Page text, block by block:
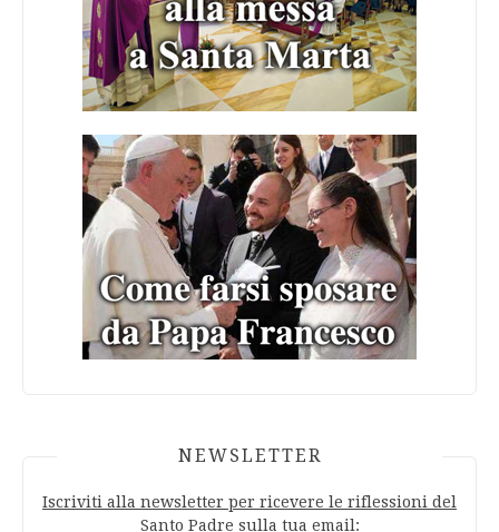
NEWSLETTER
Iscriviti alla newsletter per ricevere le riflessioni del
Santo Padre sulla tua email: